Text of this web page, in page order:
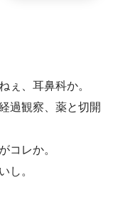
ぇ、耳鼻科か。
過観察、薬と切開
コレか。
し。